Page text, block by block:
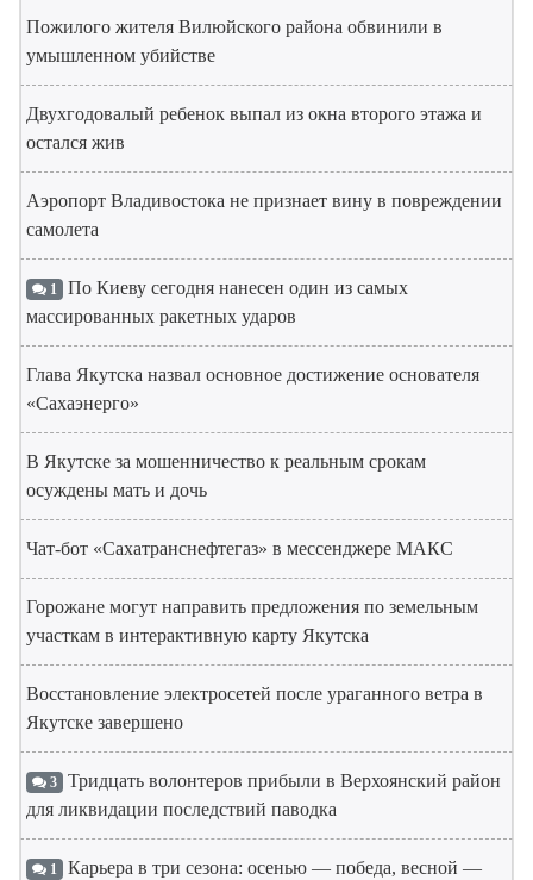
Пожилого жителя Вилюйского района обвинили в
умышленном убийстве
Двухгодовалый ребенок выпал из окна второго этажа и
остался жив
Аэропорт Владивостока не признает вину в повреждении
самолета
1 По Киеву сегодня нанесен один из самых
массированных ракетных ударов
Глава Якутска назвал основное достижение основателя
«Сахаэнерго»
В Якутске за мошенничество к реальным срокам
осуждены мать и дочь
Чат-бот «Сахатранснефтегаз» в мессенджере МАКС
Горожане могут направить предложения по земельным
участкам в интерактивную карту Якутска
Восстановление электросетей после ураганного ветра в
Якутске завершено
3 Тридцать волонтеров прибыли в Верхоянский район
для ликвидации последствий паводка
1 Карьера в три сезона: осенью — победа, весной —